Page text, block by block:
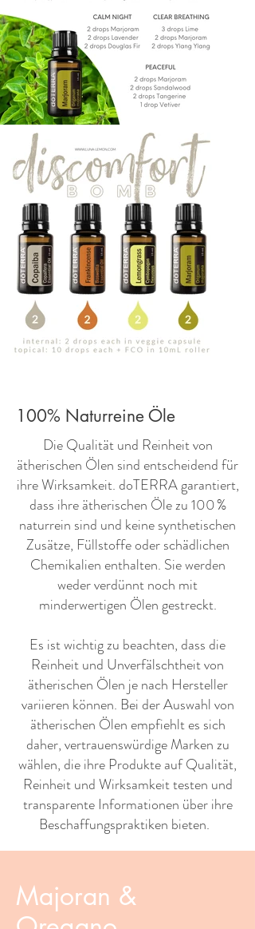
100% Naturreine Öle
​Die Qualität und Reinheit von
ätherischen Ölen sind entscheidend für
ihre Wirksamkeit. doTERRA garantiert,
dass ihre ätherischen Öle zu 100 %
naturrein sind und keine synthetischen
Zusätze, Füllstoffe oder schädlichen
Chemikalien enthalten. Sie werden
weder verdünnt noch mit
minderwertigen Ölen gestreckt.
Es ist wichtig zu beachten, dass die
Reinheit und Unverfälschtheit von
ätherischen Ölen je nach Hersteller
variieren können. Bei der Auswahl von
ätherischen Ölen empfiehlt es sich
daher, vertrauenswürdige Marken zu
wählen, die ihre Produkte auf Qualität,
Reinheit und Wirksamkeit testen und
transparente Informationen über ihre
Beschaffungspraktiken bieten. ​ ​
Majoran &